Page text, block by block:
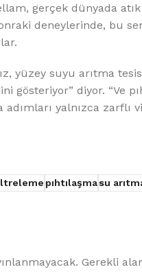
gerçek dünyada
deneylerinde, bu
yüzey suyu arıtma
gösteriyor” diyor. “Ve
yalnızca
pıhtılaşmasu
Gerekli